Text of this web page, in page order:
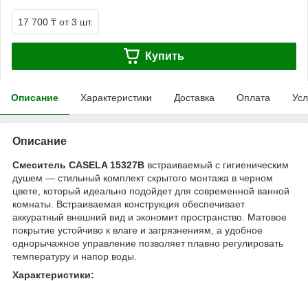
17 700 ₸ от 3 шт.
Купить
Описание Характеристики Доставка Оплата
Описание
Смеситель CASELA 15327B встраиваемый с гигиеническим
душем — стильный комплект скрытого монтажа в черном
цвете, который идеально подойдет для современной ванной
комнаты. Встраиваемая конструкция обеспечивает
аккуратный внешний вид и экономит пространство. Матовое
покрытие устойчиво к влаге и загрязнениям, а удобное
однорычажное управление позволяет плавно регулировать
температуру и напор воды.
Характеристики: